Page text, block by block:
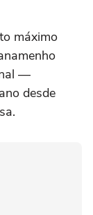
máximo
—
desde